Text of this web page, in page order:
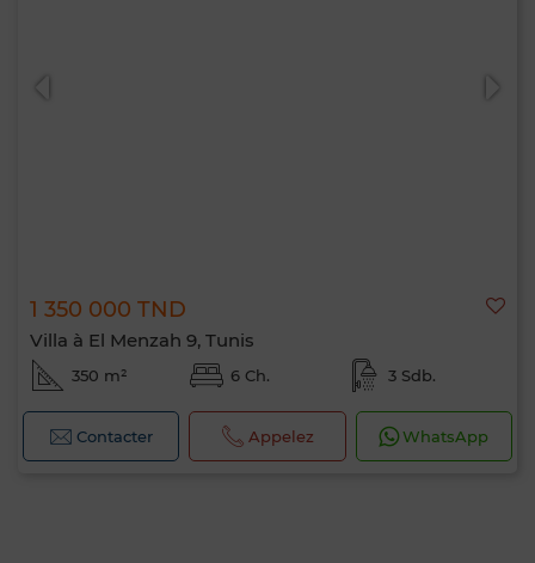
1 350 000 TND
Villa à El Menzah 9, Tunis
350 m² 6 Ch. 3 Sdb.
Contacter Appelez WhatsApp